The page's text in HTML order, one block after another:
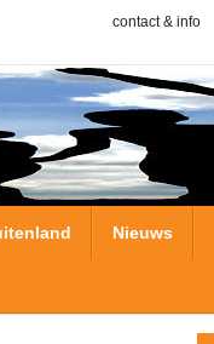
contact & info
Nieuws